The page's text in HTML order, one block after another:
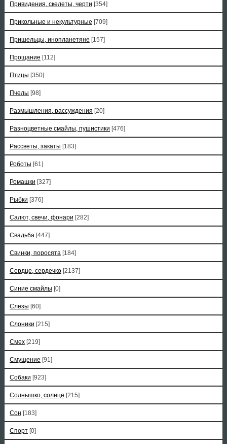
Привидения, скелеты, черти [354]
Прикольные и некультурные [709]
Пришельцы, инопланетяне [157]
Прощание [112]
Птицы [350]
Пчелы [98]
Размышления, рассуждения [20]
Разноцветные смайлы, пушистики [476]
Рассветы, закаты [183]
Роботы [61]
Ромашки [327]
Рыбки [376]
Салют, свечи, фонари [282]
Свадьба [447]
Свинки, поросята [184]
Сердце, сердечко [2137]
Синие смайлы [0]
Слезы [60]
Слоники [215]
Смех [219]
Смущение [91]
Собаки [923]
Солнышко, солнце [215]
Сон [183]
Спорт [0]